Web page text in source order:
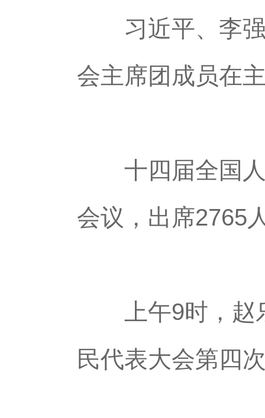
习近平、李强
会主席团成员在
十四届全国人
会议，出席2765
上午9时，赵乐
民代表大会第四